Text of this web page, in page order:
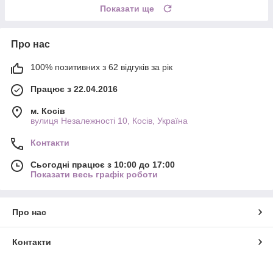
Показати ще
Про нас
100% позитивних з 62 відгуків за рік
Працює з 22.04.2016
м. Косів
вулиця Незалежності 10, Косів, Україна
Контакти
Сьогодні працює з 10:00 до 17:00
Показати весь графік роботи
Про нас
Контакти